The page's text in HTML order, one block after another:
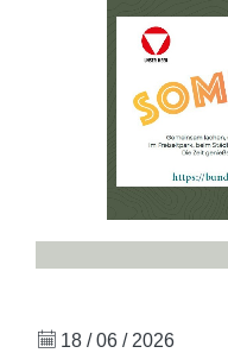
18 / 06 / 2026